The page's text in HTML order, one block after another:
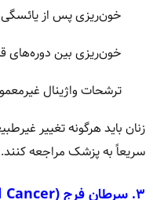
خون‌ریزی پس از یائسگی
خون‌ریزی بین دوره‌های
ترشحات واژینال
زنان باید هرگونه تغییر
سریعاً به پزشک مراجعه کنند.
۳. سرطان فرج (Vulval Cancer)